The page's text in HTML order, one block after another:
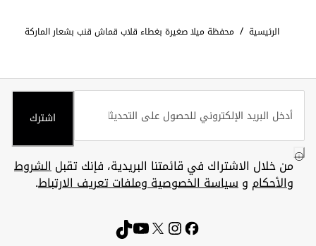
الرئيسية / محفظة ميلا صغيرة بغطاء قلاب قماش قنب بشعار الماركة
اشترك
من خلال الاشتراك في قائمتنا البريدية، فإنك تقبلالشروط
والأحكام وسياسة الخصوصية وملفات تعريف الارتباط.